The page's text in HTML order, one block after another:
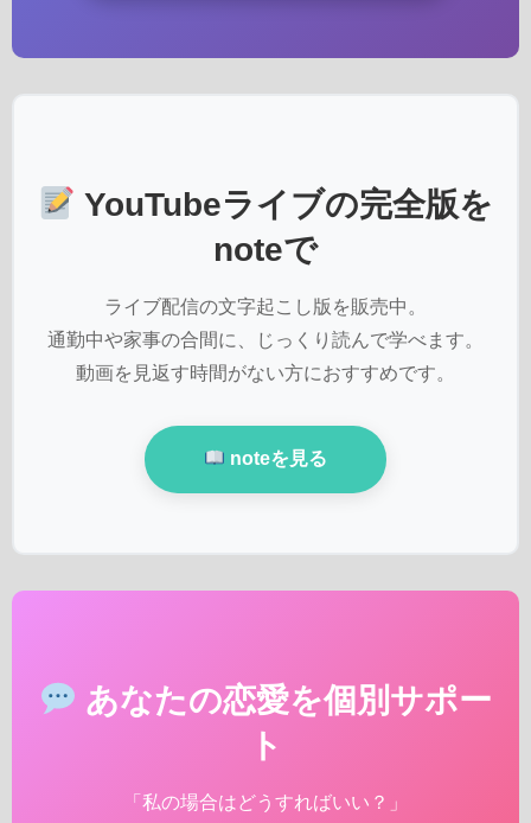
YouTubeライブの完全版を
noteで
ライブ配信の文字起こし版を販売中。
通勤中や家事の合間に、じっくり読んで学べます。
動画を見返す時間がない方におすすめです。
noteを見る
あなたの恋愛を個別サポー
ト
「私の場合はどうすればいい？」